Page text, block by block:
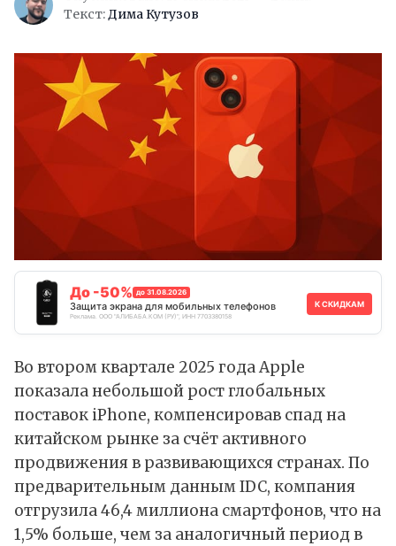
Текст:Дима Кутузов
До -50% до 31.08.2026
Защита экрана для мобильных телефонов
Реклама. ООО "АЛИБАБА.КОМ (РУ)", ИНН 7703380158
К СКИДКАМ
Во втором квартале 2025 года Apple
показала небольшой рост глобальных
поставок iPhone, компенсировав спад на
китайском рынке за счёт активного
продвижения в развивающихся странах. По
предварительным даннымIDC, компания
отгрузила 46,4 миллиона смартфонов, что на
1,5% больше, чем за аналогичный период в